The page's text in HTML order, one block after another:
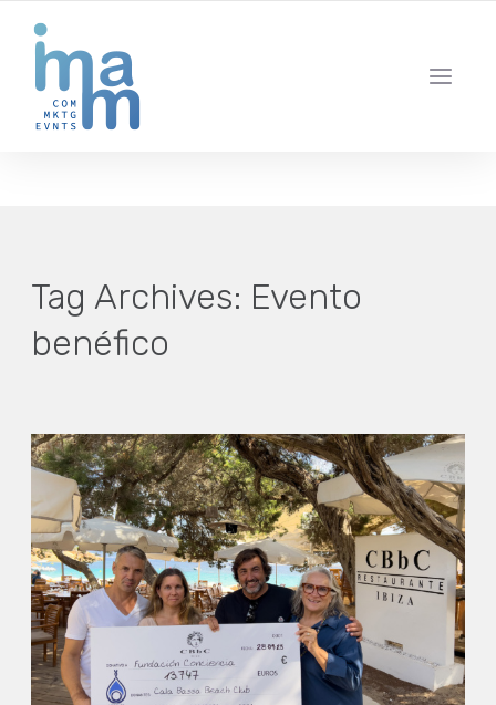
IBIZA · MADRID · BARCELONA
Tag Archives: Evento
benéfico